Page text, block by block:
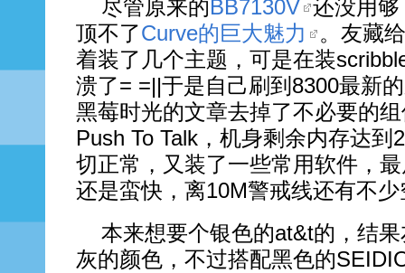
尽管原来的BB7130V 还没用
顶不了Curve的巨大魅力
。友藏
着装了几个主题，可是在装
溃了= =||于是自己刷到8300最新
黑莓时光的文章去掉了不必要的
Push To Talk，机身剩余内存达
切正常，又装了一些常用软件，
还是蛮快，离10M警戒线还有不
本来想要个银色的at&t的，结
灰的颜色，不过搭配黑色的